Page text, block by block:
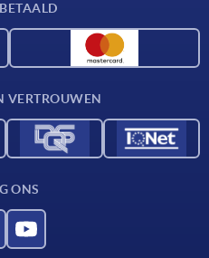
VERTROUWEN
ONS